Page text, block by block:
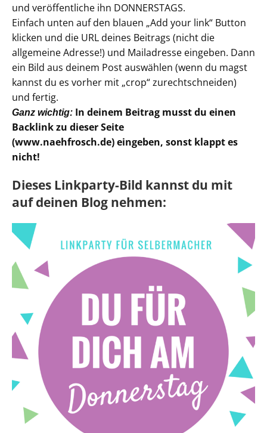
und veröffentliche ihn DONNERSTAGS.
Einfach unten auf den blauen „Add your link“ Button
klicken und die URL deines Beitrags (nicht die
allgemeine Adresse!) und Mailadresse eingeben. Dann
ein Bild aus deinem Post auswählen (wenn du magst
kannst du es vorher mit „crop“ zurechtschneiden)
und fertig.
Ganz wichtig: In deinem Beitrag musst du einen
Backlink zu dieser Seite
(www.naehfrosch.de) eingeben, sonst klappt es
nicht!
Dieses Linkparty-Bild kannst du mit
auf deinen Blog nehmen: